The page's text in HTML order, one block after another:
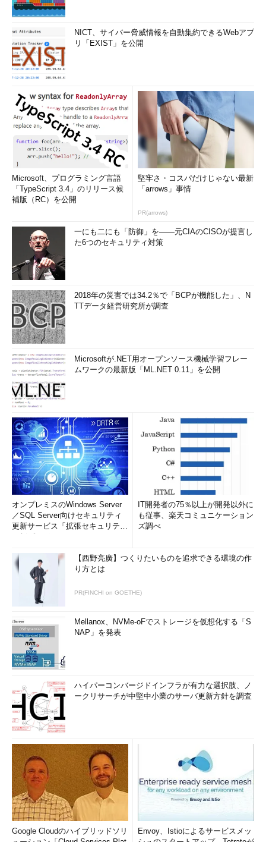
NICT、サイバー脅威情報を自動集約できるWebアプ
リ「EXIST」を公開
Microsoft、プログラミング言語
「TypeScript 3.4」のリリース候
補版（RC）を公開
堅牢さ・コスパだけじゃない最新
「arrows」事情
PR(arrows)
一にも二にも「防御」を――元CIAのCISOが提言し
た6つのセキュリティ対策
2018年の災害では34.2％で「BCPが機能した」、N
TTデータ経営研究所が調査
Microsoftが.NET用オープンソース機械学習フレー
ムワークの最新版「ML.NET 0.11」を公開
オンプレミスのWindows Server
／SQL Server向けセキュリティ
更新サービス「拡張セキュリティ
IT開発者の75％以上が開発以外に
も従事、楽天コミュニケーション
ズ調べ
【西野亮廣】つくりたいものを追求できる環境の作
り方とは
PR(FINCHI on GOETHE)
Mellanox、NVMe-oFでストレージを仮想化する「S
NAP」を発表
ハイパーコンバージドインフラが有力な選択肢、ノ
ークリサーチが中堅中小業のサーバ更新方針を調査
Google Cloudのハイブリッドソリ
Envoy、Istioによるサービスメッ